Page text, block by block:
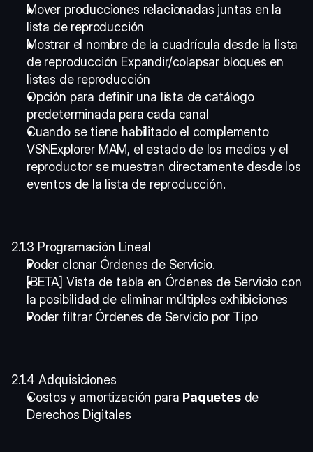
Mover producciones relacionadas juntas en la
lista de reproducción
Mostrar el nombre de la cuadrícula desde la lista
de reproducción Expandir/colapsar bloques en
listas de reproducción
Opción para definir una lista de catálogo
predeterminada para cada canal
Cuando se tiene habilitado el complemento
VSNExplorer MAM, el estado de los medios y el
reproductor se muestran directamente desde los
eventos de la lista de reproducción.
2.1.3 Programación Lineal
Poder clonar Órdenes de Servicio.
[BETA] Vista de tabla en Órdenes de Servicio con
la posibilidad de eliminar múltiples exhibiciones
Poder filtrar Órdenes de Servicio por Tipo
2.1.4 Adquisiciones
Costos y amortización para Paquetes de
Derechos Digitales